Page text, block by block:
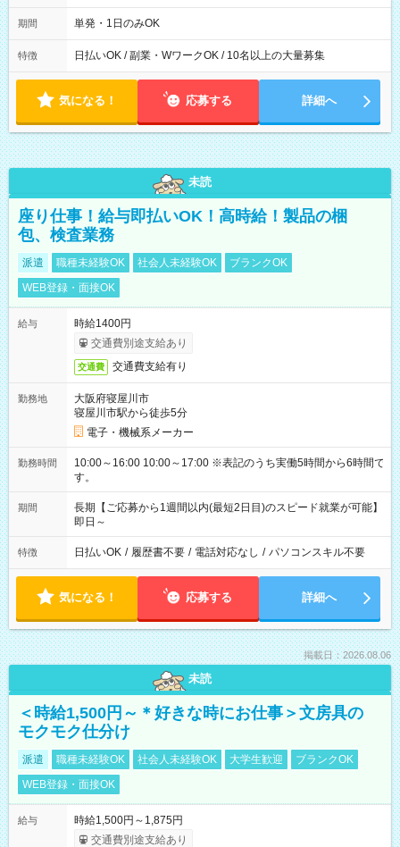
00～20：00
期間 単発・1日のみOK
特徴 日払いOK / 副業・WワークOK / 10名以上の大量募集
気になる！ 応募する 詳細へ
未読
座り仕事！給与即払いOK！高時給！製品の梱
包、検査業務
派遣 職種未経験OK 社会人未経験OK
ブランクOK
WEB登録・面接OK
給与
時給1400円
交通費別途支給あり
交通費 交通費支給有り
勤務地
大阪府寝屋川市
寝屋川市駅から徒歩5分
電子・機械系メーカー
勤務時間
10:00～16:00 10:00～17:00 ※表記のうち実働5時間から6時間で
す。
期間
長期【ご応募から1週間以内(最短2日目)のスピード就業が可能】
即日～
特徴 日払いOK / 履歴書不要 / 電話対応なし / パソコンスキル不要
気になる！ 応募する 詳細へ
掲載日：2026.08.06
未読
＜時給1,500円～＊好きな時にお仕事＞文房具の
モクモク仕分け
派遣 職種未経験OK 社会人未経験OK 大学生歓迎
ブランクOK
WEB登録・面接OK
給与
時給1,500円～1,875円
交通費別途支給あり